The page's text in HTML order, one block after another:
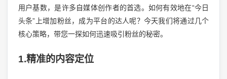
用户基数，是许多自媒体创作者的首选。如何有效地在“今日
头条”上增加粉丝，成为平台的达人呢？今天我们将通过几个
核心策略，带您一探如何迅速吸引粉丝的秘密。
1.精准的内容定位